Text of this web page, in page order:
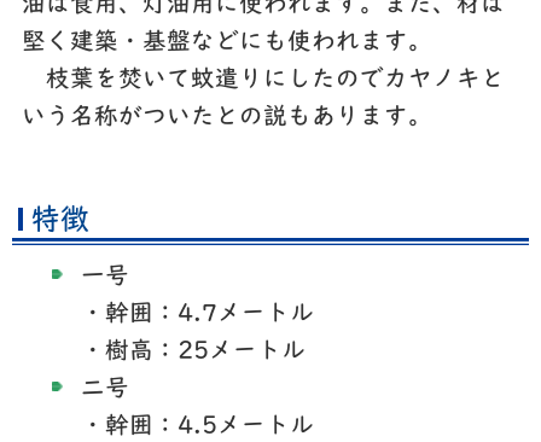
油は食用、灯油用に使われます。また、材は
堅く建築・基盤などにも使われます。
枝葉を焚いて蚊遣りにしたのでカヤノキと
いう名称がついたとの説もあります。
特徴
一号
・幹囲：4.7メートル
・樹高：25メートル
二号
・幹囲：4.5メートル